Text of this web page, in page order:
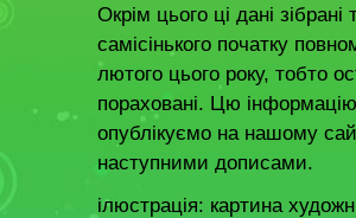
Окрім цього ці дані
самісінького початку
лютого цього року, тобто
пораховані. Цю
опублікуємо на нашому
наступними дописами.
ілюстрація: картина